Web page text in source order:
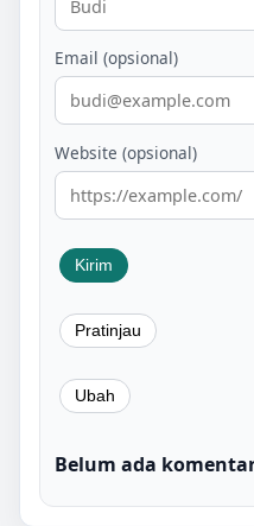
Email (opsional)
Website (opsional)
Belum ada